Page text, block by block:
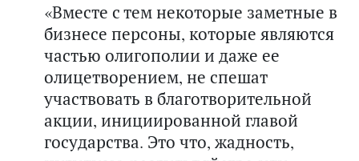
«Вместе с тем некоторые заметные в
бизнесе персоны, которые являются
частью олигополии и даже ее
олицетворением, не спешат
участвовать в благотворительной
акции, инициированной главой
государства. Это что, жадность,